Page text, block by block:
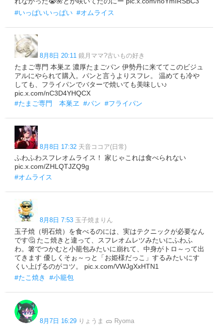
#いっぱいいっぱい #オムライス
8月8日 20:11 鏡月ママ?古いもの好き
たまご専門 本巣ヱ 濃厚たまごパン 伊勢丹に来ててこのビジュ
アルにやられて購入。パンと言うよりスフレ。 温めても冷や
しても、フライパンでバターで焼いても美味しい♪
pic.x.com/nC3D4YHQCX
#たまご専門 本巣ヱ #パン #フライパン
8月8日 17:32 天音ココア(日常)
ふわふわスフレオムライス！ 家じゃこれは食べられない
pic.x.com/ZHLQTJZQ9g
#オムライス
8月8日 7:53 玉子焼まりん
玉子焼（明石焼）を食べるのには、実はテクニックが必要なん
です🤔 たこ焼きと違って、スフレオムレツみたいにふわふ
わ。箸でつかむと小籠包みたいに崩れて、中身がトロ～って出
てきます 優しくそぉ～っと「お姫様だっこ」するみたいにす
くい上げるのがコツ。 pic.x.com/VWJgXxHTN1
#たこ焼き
#小籠包
8月7日 16:29 りょうま ᯅ Ryoma